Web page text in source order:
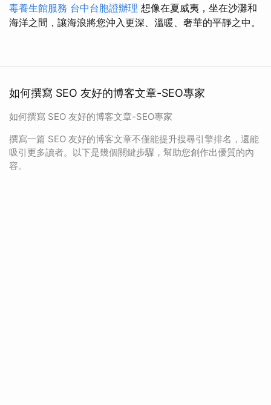
毒養生館服務 台中台胞證辦理 想像在夏威夷，坐在沙灘和
海洋之間，讓海浪將您沖入更深、溫暖、奢華的平靜之中。
如何撰寫 SEO 友好的博客文章-SEO專家
如何撰寫 SEO 友好的博客文章-SEO專家
撰寫一篇 SEO 友好的博客文章不僅能提升搜尋引擎排名，還能
吸引更多讀者。以下是幾個關鍵步驟，幫助您創作出優質的內
容。